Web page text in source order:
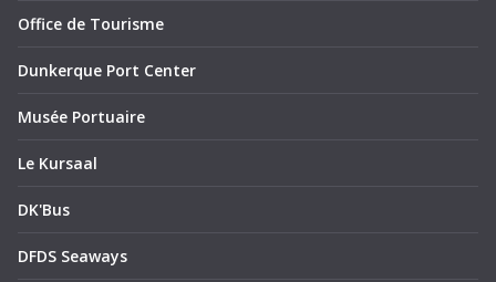
Office de Tourisme
Dunkerque Port Center
Musée Portuaire
Le Kursaal
DK'Bus
DFDS Seaways